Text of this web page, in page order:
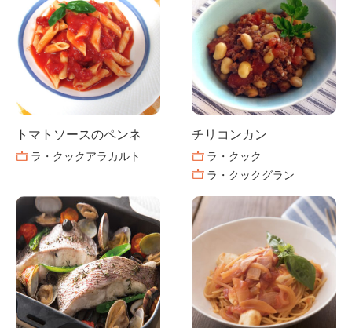
トマトソースのペンネ
ラ・クックアラカルト
チリコンカン
ラ・クック
ラ・クックグラン